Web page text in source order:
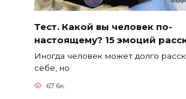
Тест. Какой вы человек по-
настоящему? 15 эмоций
Иногда человек может долго
себе, но
67.6к.